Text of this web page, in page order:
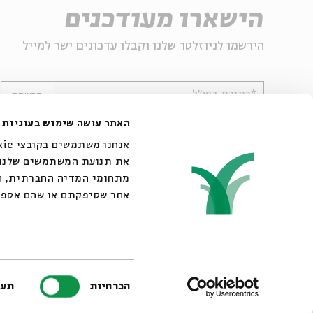
האתר עושה שימוש בעוגיות
את תנועת המשתמשים
מתחומי המדיה החברתית,
אחר שסיפקתם או שהם
הכרחיות
הישארו מעודכנים
הירשמו לניוזלטר שלנו וקבלו עדכונים ישר למייל
*כתובת דוא"ל הרשמה